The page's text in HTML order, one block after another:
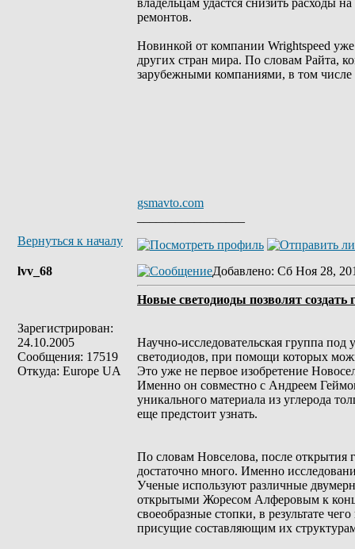
владельцам удастся снизить расходы
ремонтов.
Новинкой от компании Wrightspeed
других стран мира. По словам Райта,
зарубежными компаниями, в том числе
gsmavto.com
Вернуться к началу
lvv_68
Зарегистрирован:
24.10.2005
Сообщения: 17519
Откуда: Europe UA
Добавлено: Сб Ноя 28,
Новые светодиоды позволят
Научно-исследовательская группа
светодиодов, при помощи которых
Это уже не первое изобретение
Именно он совместно с Андреем
уникального материала из углерода
еще предстоит узнать.
По словам Новселова, после открытия
достаточно много. Именно
Ученые используют различные
открытыми Жоресом Алферовым к
своеобразные стопки, в результате
присущие составляющим их